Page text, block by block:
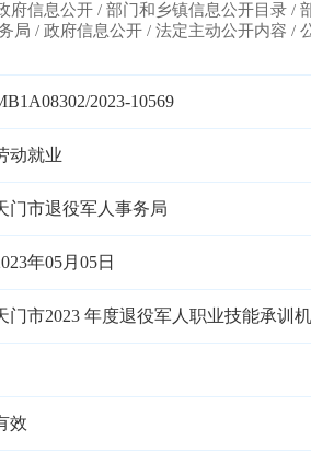
府信息公开 / 部门和乡镇信息公开目录 /
局 / 政府信息公开 / 法定主动公开内容 /
2023-10569
动就业
门市退役军人事务局
年05月05日
门市2023 年度退役军人职业技能承训
效